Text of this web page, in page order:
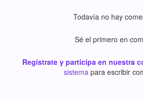
Todavía no hay
Sé el primero en
Regístrate y participa en nuestra
sistema para escribir